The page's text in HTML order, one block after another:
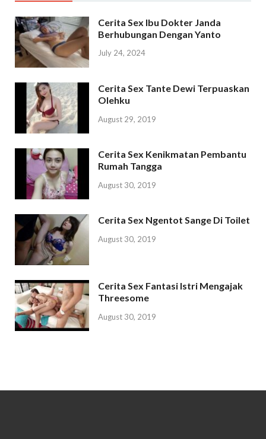
Cerita Sex Ibu Dokter Janda
Berhubungan Dengan Yanto
July 24, 2024
Cerita Sex Tante Dewi Terpuaskan
Olehku
August 29, 2019
Cerita Sex Kenikmatan Pembantu
Rumah Tangga
August 30, 2019
Cerita Sex Ngentot Sange Di Toilet
August 30, 2019
Cerita Sex Fantasi Istri Mengajak
Threesome
August 30, 2019